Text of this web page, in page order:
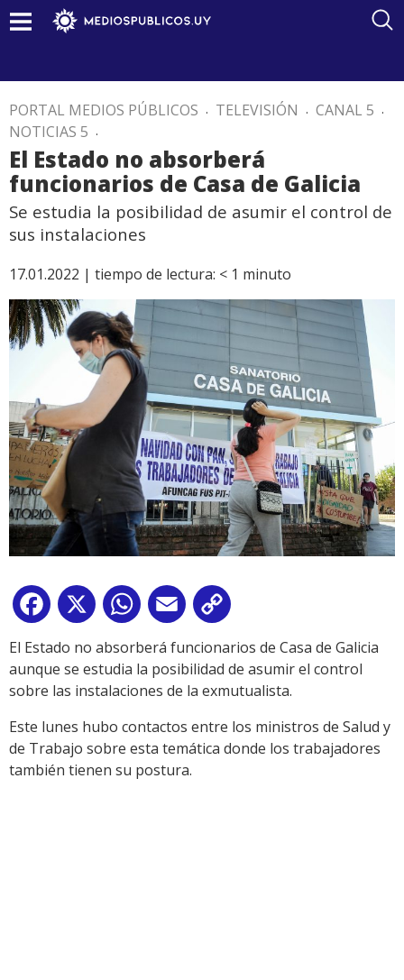
PORTAL MEDIOS PÚBLICOS . TELEVISIÓN . CANAL 5 .
NOTICIAS 5 .
El Estado no absorberá
funcionarios de Casa de Galicia
Se estudia la posibilidad de asumir el control de
sus instalaciones
17.01.2022 | tiempo de lectura: < 1 minuto
Facebook
X WhatsApp
Email
Link
El Estado no absorberá funcionarios de Casa de Galicia
aunque se estudia la posibilidad de asumir el control
sobre las instalaciones de la exmutualista.
Este lunes hubo contactos entre los ministros de Salud y
de Trabajo sobre esta temática donde los trabajadores
también tienen su postura.